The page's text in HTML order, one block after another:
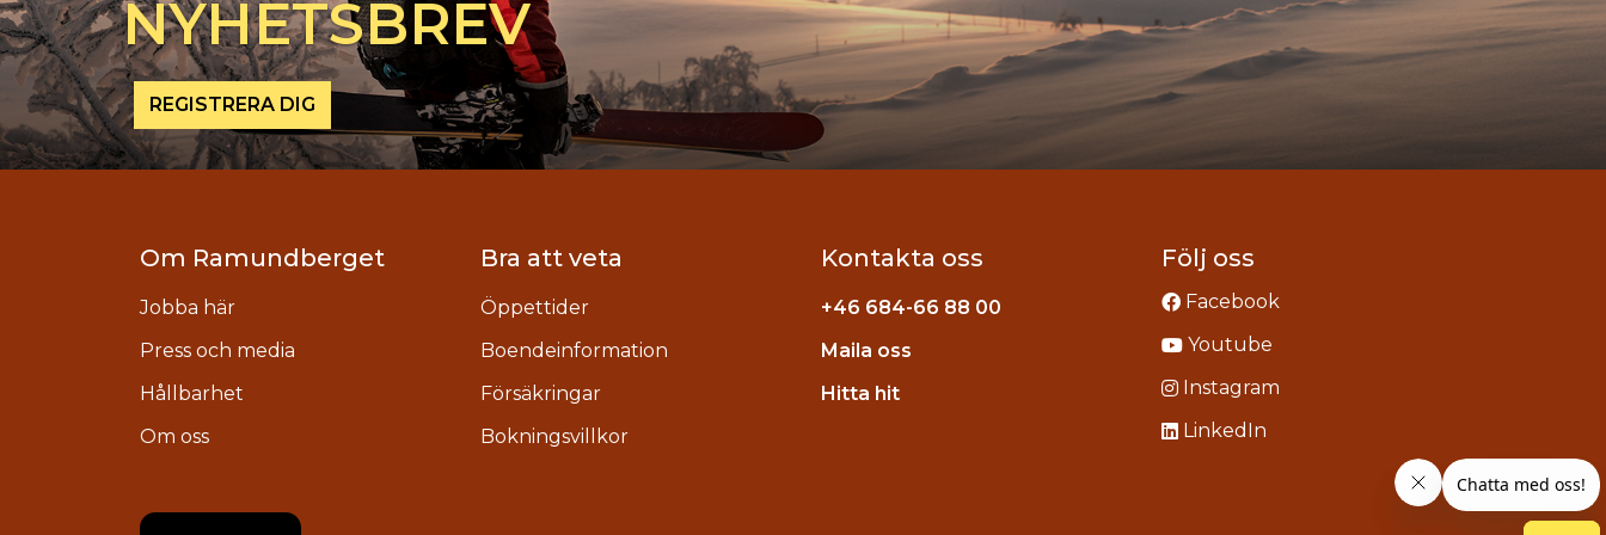
NYHETSBREV
REGISTRERA DIG
Om Ramundberget
Jobba här
Press och media
Hållbarhet
Om oss
Bra att veta
Öppettider
Boendeinformation
Försäkringar
Bokningsvillkor
Kontakta oss
+46 684-66 88 00
Maila oss
Hitta hitstagram
Följ oss
Facebook
Youtube
Instagram
LinkedIn